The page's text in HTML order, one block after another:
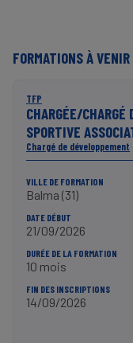
FORMATIONS À VENIR
TFP
CHARGÉE/
SPORTIVE
Chargé de développement
VILLE DE FORMATION
Balma (31)
DATE DÉBUT
21/09/2026
DURÉE DE LA FORMATION
10 mois
FIN DES INSCRIPTIONS
14/09/2026